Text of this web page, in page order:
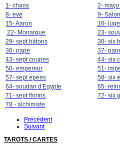
1- chaos 2-
8- eve
9-
15- Aaron
16-
22- Monarque
23-
29- sept bâtons
30- six
36- pape
37-
43- sept coupes
44- six
50- empereur
51-
57- sept épées
58- six
64- soudan d'Egypte
65-
71- sept florins
72- six
78 - alchimiste
Précédent
Suivant
TAROTS / CARTES